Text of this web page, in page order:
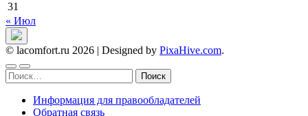
31
« Июл
© lacomfort.ru 2026 | Designed by PixaHive.com.
Найти:
Информация для правообладателей
Обратная связь